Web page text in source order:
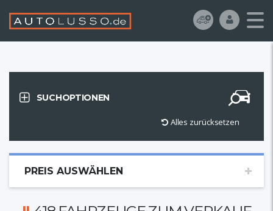
SUCHOPTIONEN
Alles zurücksetzen
PREIS AUSWÄHLEN